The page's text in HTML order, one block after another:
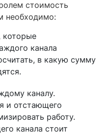
стоимость
необходимо:
которые
канала
в какую сумму
каналу.
и отстающего
работу.
канала стоит